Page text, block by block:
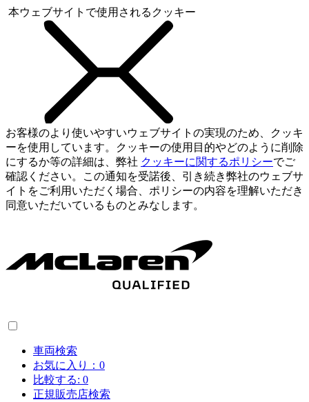
本ウェブサイトで使用されるクッキー
お客様のより使いやすいウェブサイトの実現のため、クッキ
ーを使用しています。クッキーの使用目的やどのように削除
にするか等の詳細は、弊社 クッキーに関するポリシーでご
確認ください。この通知を受諾後、引き続き弊社のウェブサ
イトをご利用いただく場合、ポリシーの内容を理解いただき
同意いただいているものとみなします。
車両検索
お気に入り： 0
比較する: 0
正規販売店検索